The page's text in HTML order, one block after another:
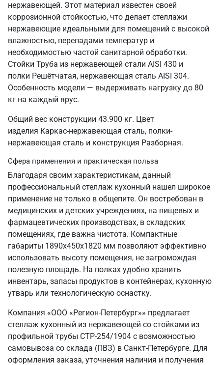
нержавеющей. Этот материал известен своей
коррозионной стойкостью, что делает стеллажи
нержавеющие идеальными для помещений с высокой
влажностью, перепадами температур и
необходимостью частой санитарной обработки.
Стойки Труба из нержавеющей стали AISI 430 и
полки Решётчатая, нержавеющая сталь AISI 304.
Особенность модели — выдерживать нагрузку до 80
кг на каждый ярус.
Общий вес конструкции 43.900 кг. Цвет
изделия Каркас-нержавеющая сталь, полки-
нержавеющая сталь и конструкция Разборная.
Сфера применения и практическая польза
Благодаря своим характеристикам, данный
профессиональный стеллаж кухонный нашел широкое
применение не только в общепите. Он востребован в
медицинских и детских учреждениях, на пищевых и
фармацевтических производствах, в складских
помещениях, где важна чистота. Компактные
габариты 1890х450х1820 мм позволяют эффективно
использовать высоту помещения, не загромождая
полезную площадь. На полках удобно хранить
инвентарь, запасы продуктов в контейнерах, кухонную
утварь или технологическую оснастку.
Компания «ООО «Регион-Петербург»» предлагает
стеллаж кухонный из нержавеющей со стойками из
профильной трубы СТР-254/1904 с возможностью
самовывоза со склада (ПВЗ) в Санкт‑Петербурге. Для
оформления заказа, уточнения наличия и получения